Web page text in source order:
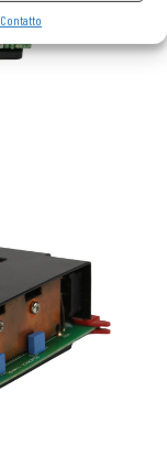
Contatto